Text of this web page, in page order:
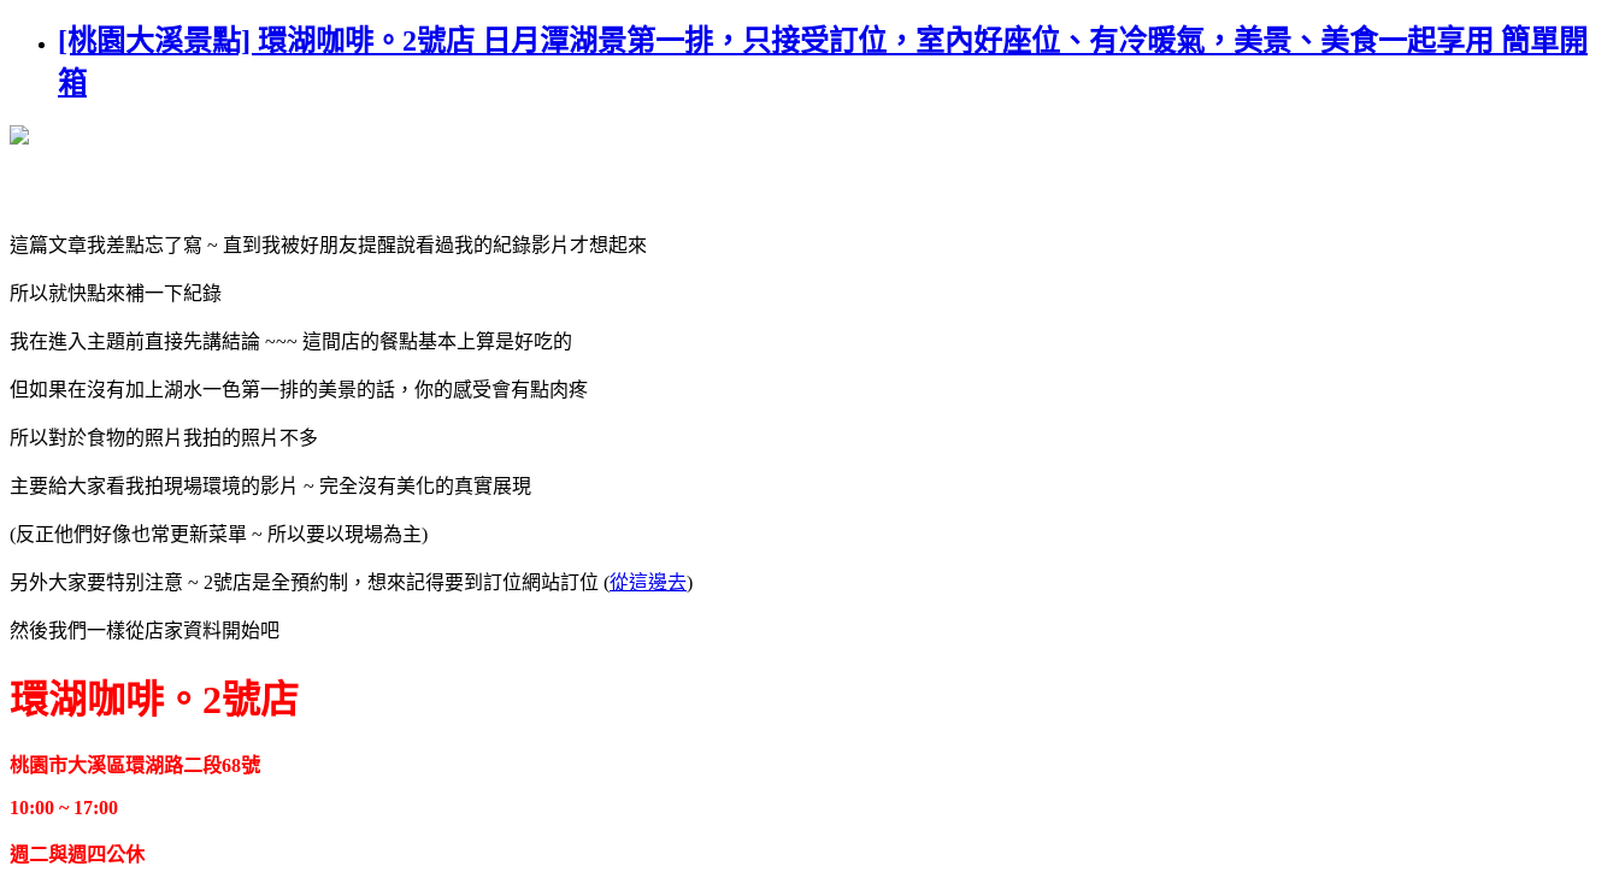
[桃園大溪景點] 環湖咖啡。2號店 日月潭湖景第一排，只接受訂位，室內好座位、有冷暖氣，美景、美食一起享用 簡單開
箱
這篇文章我差點忘了寫 ~ 直到我被好朋友提醒說看過我的紀錄影片才想起來
所以就快點來補一下紀錄
我在進入主題前直接先講結論 ~~~ 這間店的餐點基本上算是好吃的
但如果在沒有加上湖水一色第一排的美景的話，你的感受會有點肉疼
所以對於食物的照片我拍的照片不多
主要給大家看我拍現場環境的影片 ~ 完全沒有美化的真實展現
(反正他們好像也常更新菜單 ~ 所以要以現場為主)
另外大家要特别注意 ~ 2號店是全預約制，想來記得要到訂位網站訂位 (從這邊去)
然後我們一樣從店家資料開始吧
環湖咖啡。2號店
桃園市大溪區環湖路二段68號
10:00 ~ 17:00
週二與週四公休